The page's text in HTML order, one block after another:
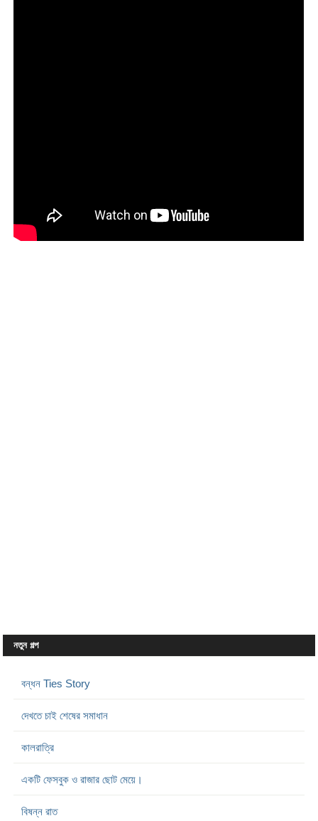
নতুন গল্প
বন্ধন Ties Story
দেখতে চাই শেষের সমাধান
কালরাত্রি
একটি ফেসবুক ও রাজার ছোট মেয়ে।
বিষন্ন রাত